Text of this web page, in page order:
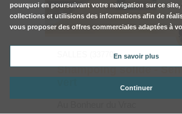
SALLES (33770)
Shampoing solide -
pourquoi en poursuivant votre navigation sur ce
collections et utilisions des informations afin de
vous proposer des offres commerciales adaptées à
En savoir plus
Continuer